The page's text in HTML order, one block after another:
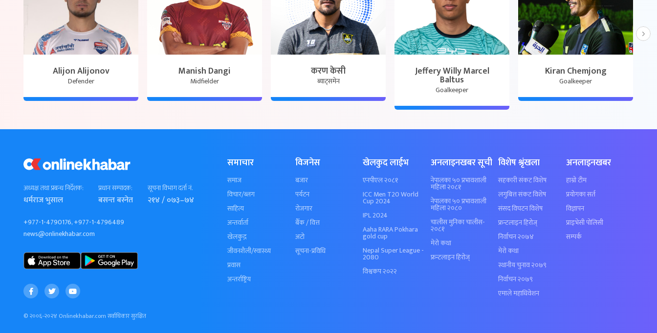
Alijon Alijonov
Defender
Manish Dangi
Midfielder
करण केसी
ब्याट्समेन
Jeffery Willy Marcel
Baltus
Goalkeeper
Kiran Chemjong
Goalkeeper
अध्यक्ष तथा प्रबन्ध निर्देशक:
धर्मराज भुसाल
प्रधान सम्पादक:
बसन्त बस्नेत
सूचना विभाग दर्ता नं.
२१४ / ०७३–७४
+977-1-4790176, +977-1-4796489
news@onlinekhabar.com
© २००६-२०२४ Onlinekhabar.com सर्वाधिकार सुरक्षित
समाचार
समाज
विचार/ब्लग
साहित्य
अन्तर्वार्ता
खेलकुद़़
जीवनशैली/स्वास्थ्य
प्रवास
अन्तर्राष्ट्रिय
विजनेस
बजार
पर्यटन
रोजगार
बैँक / वित्त
अटो
सूचना-प्रविधि
खेलकुद लाईभ
एनपीएल २०८१
ICC Men T20 World
Cup 2024
IPL 2024
Aaha RARA Pokhara
gold cup
Nepal Super League -
2080
विश्वकप २०२२
अनलाइनखबर सूची
नेपालका ५० प्रभावशाली
महिला २०८१
नेपालका ५० प्रभावशाली
महिला २०८०
चालीस मुनिका चालीस-
२०८१
मेरो कथा
फ्रन्टलाइन हिरोज्
विशेष श्रृंखला
सहकारी संकट विशेष
लगुबित्त संकट विशेष
संसद विघटन विशेष
फ्रन्टलाइन हिरोज्
निर्वाचन २०७४
मेरो कथा
स्थानीय चुनाव २०७९
निर्वाचन २०७९
एमाले महाधिवेशन
अनलाइनखबर
हाम्रो टीम
प्रयोगका सर्त
विज्ञापन
प्राइभेसी पोलिसी
सम्पर्क